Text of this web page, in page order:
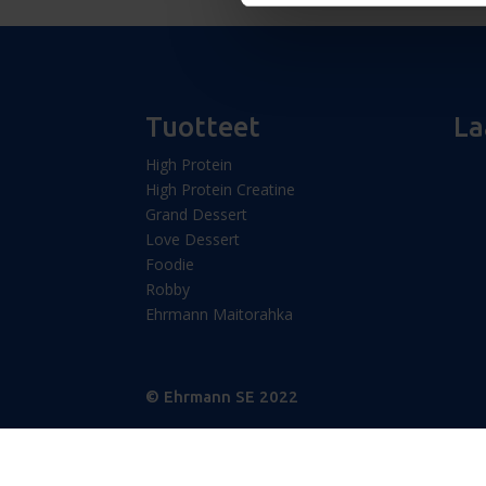
Tuotteet
High Protein
High Protein Creatine
Grand Dessert
Love Dessert
Foodie
Robby
Ehrmann Maitorahka
© Ehrmann SE 2022